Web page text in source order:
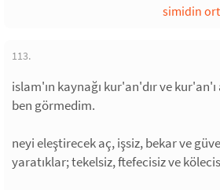
simidin
113.
islam'ın kaynağı kur'an'dır ve
ben görmedim.
neyi eleştirecek aç, işsiz, bekar ve
yaratıklar; tekelsiz, ftefecisiz ve